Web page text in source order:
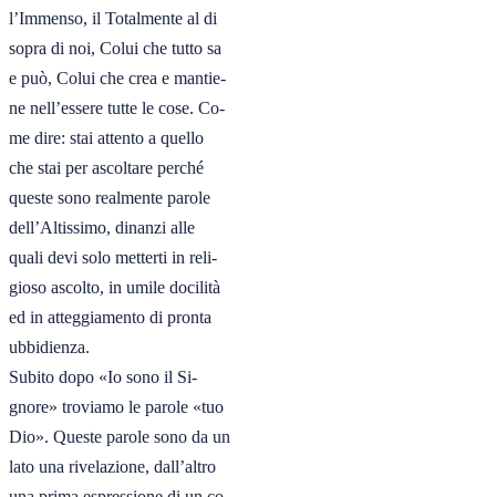
l’Immenso, il Totalmente al di
sopra di noi, Colui che tutto sa
e può, Colui che crea e mantie-
ne nell’essere tutte le cose. Co-
me dire: stai attento a quello
che stai per ascoltare perché
queste sono realmente parole
dell’Altissimo, dinanzi alle
quali devi solo metterti in reli-
gioso ascolto, in umile docilità
ed in atteggiamento di pronta
ubbidienza.
Subito dopo «Io sono il Si-
gnore» troviamo le parole «tuo
Dio». Queste parole sono da un
lato una rivelazione, dall’altro